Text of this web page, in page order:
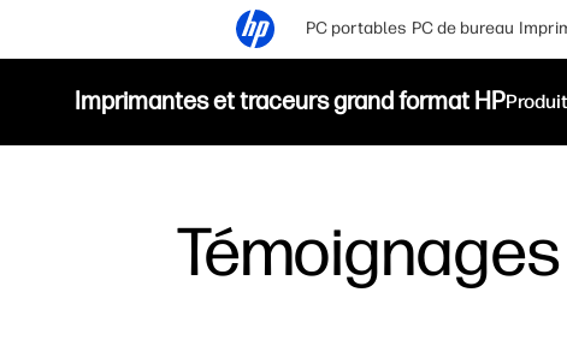
PC portables PC de bureau
Imprimantes et traceurs grand format HP
Témoignages
Filter category